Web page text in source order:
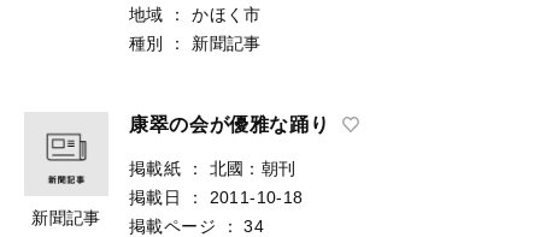
地域
：
かほく市
種別
： 新聞記事
新聞記事
康翠の会が優雅な踊り
掲載紙 ：
北國：朝刊
掲載日
：
2011-10-18
掲載ページ
：
34